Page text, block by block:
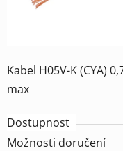
Kabel H05V-K (CYA)
max
Dostupnost
Možnosti doručení